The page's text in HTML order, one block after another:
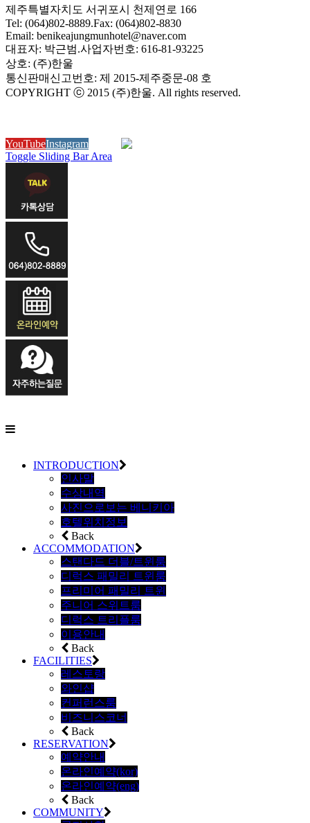
제주특별자치도 서귀포시 천제연로 166
Tel: (064)802-8889.Fax: (064)802-8830
Email: benikeajungmunhotel@naver.com
대표자: 박근범.사업자번호: 616-81-93225
상호: (주)한울
통신판매신고번호: 제 2015-제주중문-08 호
COPYRIGHT ⓒ 2015 (주)한울. All rights reserved.
YouTubeInstagram
Toggle Sliding Bar Area
INTRODUCTION
인사말
수상내역
사진으로보는 베니키아
호텔위치정보
Back
ACCOMMODATION
스탠다드 더블/트윈룸
디럭스 패밀리 트윈룸
프리미어 패밀리 트윈
주니어 스위트룸
디럭스 트리플룸
이용안내
Back
FACILITIES
레스토랑
와인샵
컨퍼런스룸
비즈니스코너
Back
RESERVATION
예약안내
온라인예약(kor)
온라인예약(eng)
Back
COMMUNITY